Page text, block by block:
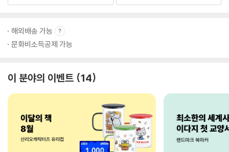
해외배송 가능
문화비소득공제 가능
이 분야의 이벤트 14